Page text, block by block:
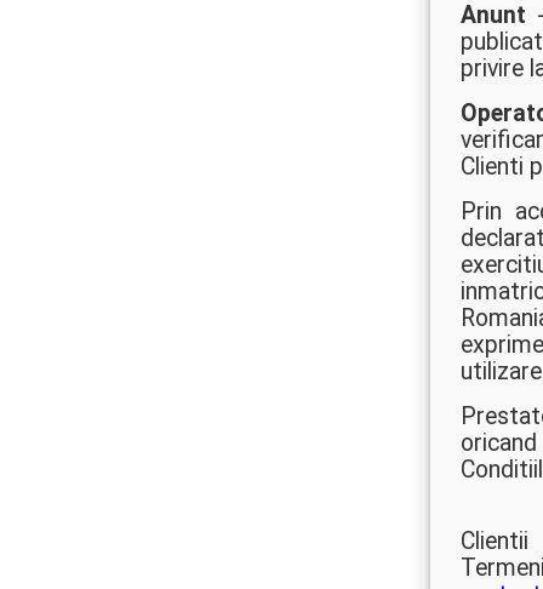
Anunt
privire
Clienti
Prin